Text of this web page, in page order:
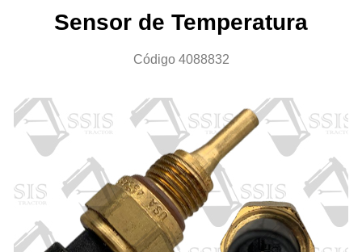
Sensor de Temperatura
Código 4088832